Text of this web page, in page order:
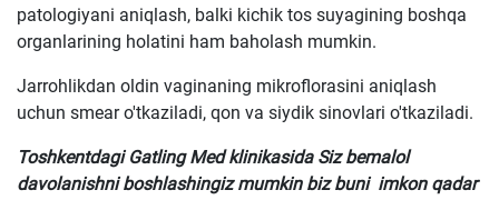
patologiyani aniqlash, balki kichik tos suyagining boshqa
organlarining holatini ham baholash mumkin.
Jarrohlikdan oldin vaginaning mikroflorasini aniqlash
uchun smear o'tkaziladi, qon va siydik sinovlari o'tkaziladi.
Toshkentdagi Gatling Med klinikasida Siz bemalol
davolanishni boshlashingiz mumkin biz buni imkon qadar